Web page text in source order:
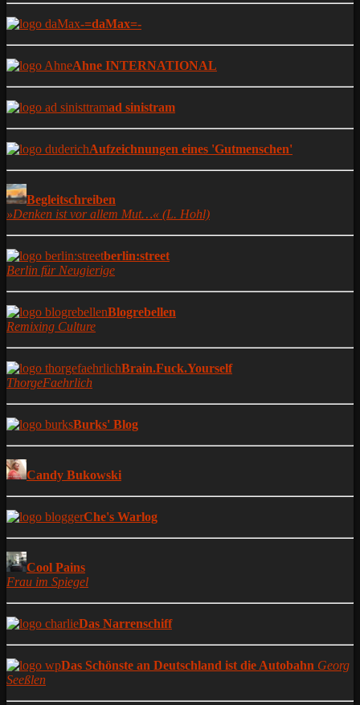
-=daMax=-
Ahne INTERNATIONAL
ad sinistram
Aufzeichnungen eines 'Gutmenschen'
Begleitschreiben
»Denken ist vor allem Mut…« (L. Hohl)
berlin:street
Berlin für Neugierige
Blogrebellen
Remixing Culture
Brain.Fuck.Yourself
ThorgeFaehrlich
Burks' Blog
Candy Bukowski
Che's Warlog
Cool Pains
Frau im Spiegel
Das Narrenschiff
Das Schönste an Deutschland ist die Autobahn Georg
Seeßlen